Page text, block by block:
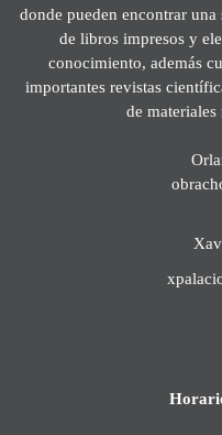
donde pueden encontrar
de libros impresos y
conocimiento, además
importantes revistas
de